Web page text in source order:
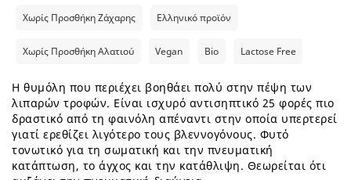
Χωρίς Προσθήκη Ζάχαρης Ελληνικό προϊόν
Χωρίς Προσθήκη Αλατιού Vegan Bio Lactose Free
Η θυμόλη που περιέχει βοηθάει πολύ στην πέψη των
λιπαρών τρο­φών. Είναι ισχυρό αντισηπτικό 25 φορές πιο
δραστικό από τη φαινόλη απέναντι στην οποία υπερτερεί
γιατί ερεθίζει λιγότερο τους βλεννογόνους. Φυτό
τονωτικό για τη σωματική και την πνευματική
κατάπτωση, το άγχος και την κατάθλιψη. Θεωρείται ότι